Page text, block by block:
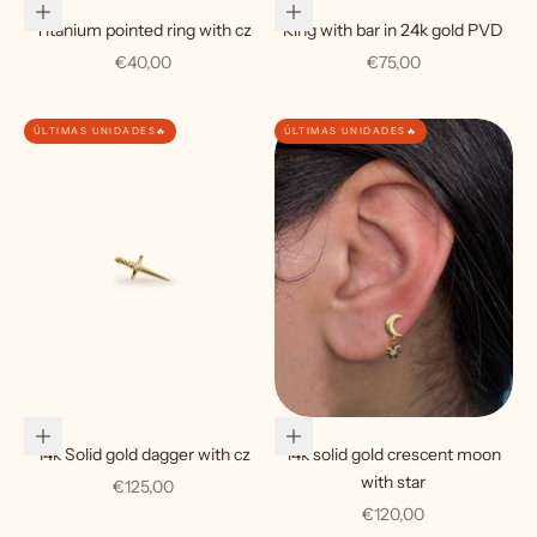
Add to cart
Titanium pointed ring with cz
Sale price
€40,00
Add to cart
Ring with bar in 24k gold PVD
Sale price
€75,00
ÚLTIMAS UNIDADES🔥
Add to cart
14k Solid gold dagger with cz
Sale price
€125,00
ÚLTIMAS UNIDADES🔥
Add to cart
14k solid gold crescent moon
with star
Sale price
€120,00